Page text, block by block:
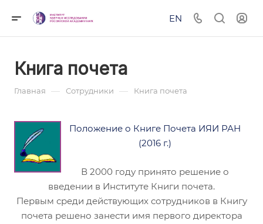
EN
Книга почета
Главная — Сотрудники — Книга почета
Положение о Книге Почета ИЯИ РАН
(2016 г.)
В 2000 году принято решение о
введении в Институте Книги почета.
Первым среди действующих сотрудников в Книгу
почета решено занести имя первого директора